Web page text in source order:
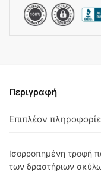
Περιγραφή
Επιπλέον
Ισορροπημένη τροφή
των δραστήριων